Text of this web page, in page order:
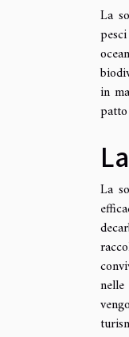
La
in
La